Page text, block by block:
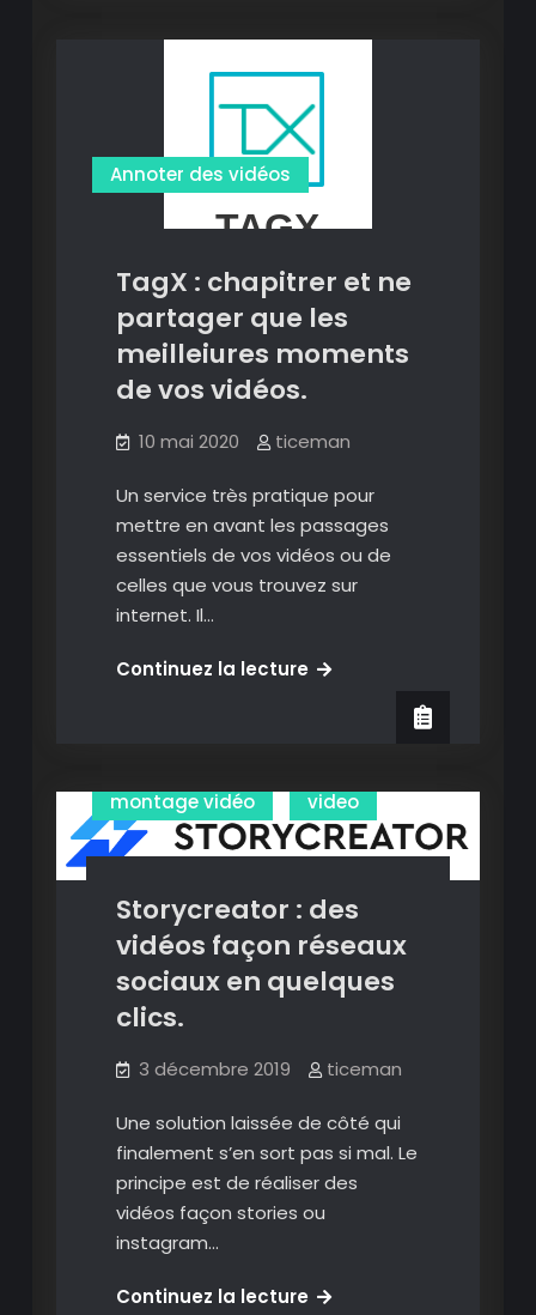
meilleurs
vidéo
pour
téléphone
et
Annoter des vidéos
TagX : chapitrer et ne
partager que les
meilleiures moments
de vos vidéos.
10 mai 2020 ticeman
Un service très pratique pour
mettre en avant les passages
essentiels de vos vidéos ou de
celles que vous trouvez sur
internet. Il…
Continuez la lectureTagX
ne
partager
que
meilleiures
moments
de
vos
montage vidéo
video
Storycreator : des
vidéos façon réseaux
sociaux en quelques
clics.
3 décembre 2019 ticeman
Une solution laissée de côté qui
finalement s’en sort pas si mal. Le
principe est de réaliser des
vidéos façon stories ou
instagram…
Continuez la lectureStorycreator